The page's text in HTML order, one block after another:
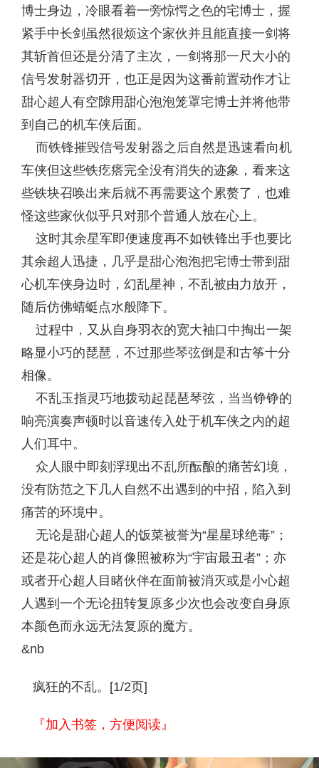
博士身边，冷眼看着一旁惊愕之色的宅博士，握
紧手中长剑虽然很烦这个家伙并且能直接一剑将
其斩首但还是分清了主次，一剑将那一尺大小的
信号发射器切开，也正是因为这番前置动作才让
甜心超人有空隙用甜心泡泡笼罩宅博士并将他带
到自己的机车侠后面。
而铁锋摧毁信号发射器之后自然是迅速看向机
车侠但这些铁疙瘩完全没有消失的迹象，看来这
些铁块召唤出来后就不再需要这个累赘了，也难
怪这些家伙似乎只对那个普通人放在心上。
这时其余星军即便速度再不如铁锋出手也要比
其余超人迅捷，几乎是甜心泡泡把宅博士带到甜
心机车侠身边时，幻乱星神，不乱被由力放开，
随后仿佛蜻蜓点水般降下。
过程中，又从自身羽衣的宽大袖口中掏出一架
略显小巧的琵琶，不过那些琴弦倒是和古筝十分
相像。
不乱玉指灵巧地拨动起琵琶琴弦，当当铮铮的
响亮演奏声顿时以音速传入处于机车侠之内的超
人们耳中。
众人眼中即刻浮现出不乱所酝酿的痛苦幻境，
没有防范之下几人自然不出遇到的中招，陷入到
痛苦的环境中。
无论是甜心超人的饭菜被誉为“星星球绝毒”；
还是花心超人的肖像照被称为“宇宙最丑者”；亦
或者开心超人目睹伙伴在面前被消灭或是小心超
人遇到一个无论扭转复原多少次也会改变自身原
本颜色而永远无法复原的魔方。
&nb
疯狂的不乱。[1/2页]
『加入书签，方便阅读』